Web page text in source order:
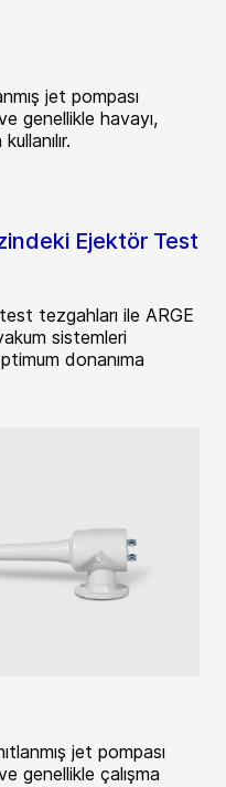
jet pompası
genellikle havayı,
Ejektör Test
tezgahları ile ARGE
sistemleri
donanıma
jet pompası
genellikle çalışma